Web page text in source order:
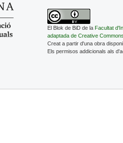
El Blok de BiD de la Facultat
adaptada de Creative
Creat a partir d'una obra
Els permisos addicionals als